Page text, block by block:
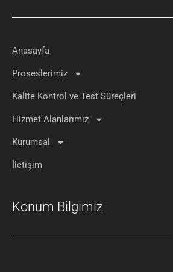
Anasayfa
Proseslerimiz
Kalite Kontrol ve Test Süreçleri
Hizmet Alanlarımız
Kurumsal
İletişim
Konum Bilgimiz